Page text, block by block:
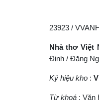
23923 /
Nhà thơ Việt
Định / Đặng
Ký hiệu kho :
Từ khoá : Văn